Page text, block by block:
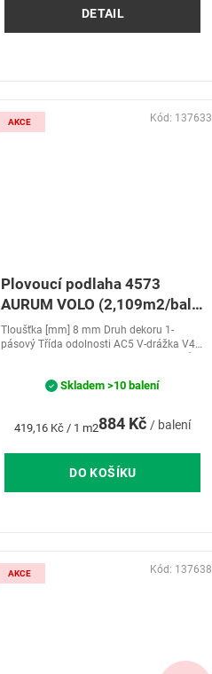
DETAIL
AKCE
Plovoucí podlaha 4573
AURUM VOLO (2,109m2/bal)
AC5 33
884 Kč / balení
Měrná
419,16 Kč / 1 m2
DO KOŠÍKU
Tloušťka [mm] 8 mm Druh dekoru 1-
pásový Třída odolnosti AC5 V-drážka V4
Skladem>10 balení
Kód: 137633
AKCE Kód: 137638